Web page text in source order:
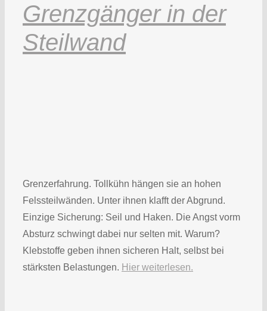
Grenzgänger in der
Steilwand
Grenzerfahrung. Tollkühn hängen sie an hohen
Felssteilwänden. Unter ihnen klafft der Abgrund.
Einzige Sicherung: Seil und Haken. Die Angst vorm
Absturz schwingt dabei nur selten mit. Warum?
Klebstoffe geben ihnen sicheren Halt, selbst bei
stärksten Belastungen. Hier weiterlesen.